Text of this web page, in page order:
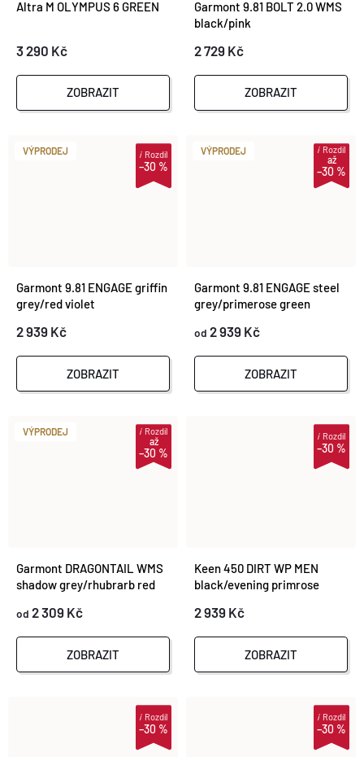
Altra M OLYMPUS 6 GREEN
3 290 Kč
ZOBRAZIT
Garmont 9.81 BOLT 2.0 WMS
black/pink
2 729 Kč
ZOBRAZIT
VÝPRODEJ
–30 %
iRozdíl
Garmont 9.81 ENGAGE griffin
grey/red violet
2 939 Kč
ZOBRAZIT
VÝPRODEJ
až
–30 %
iRozdíl
Garmont 9.81 ENGAGE steel
grey/primerose green
od 2 939 Kč
ZOBRAZIT
VÝPRODEJ
až
–30 %
iRozdíl
Garmont DRAGONTAIL WMS
shadow grey/rhubrarb red
od 2 309 Kč
ZOBRAZIT
–30 %
iRozdíl
Keen 450 DIRT WP MEN
black/evening primrose
2 939 Kč
ZOBRAZIT
–30 %
iRozdíl
–30 %
iRozdíl